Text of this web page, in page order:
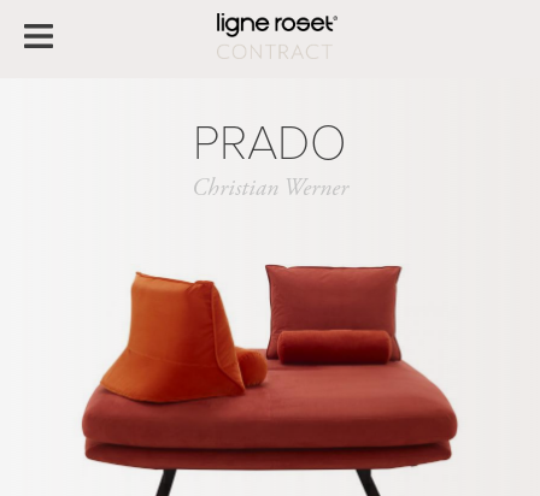
PRADO
Christian Werner